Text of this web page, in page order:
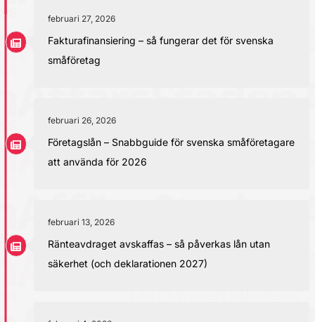
februari 27, 2026
Fakturafinansiering – så fungerar det för svenska
småföretag
februari 26, 2026
Företagslån – Snabbguide för svenska småföretagare
att använda för 2026
februari 13, 2026
Ränteavdraget avskaffas – så påverkas lån utan
säkerhet (och deklarationen 2027)